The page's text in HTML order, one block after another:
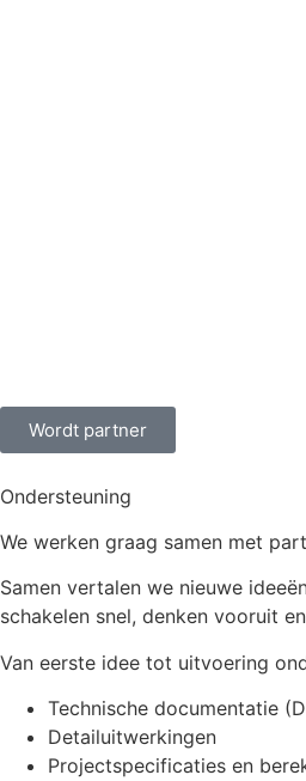
Wordt partner
Ondersteuning
We werken graag samen met
Samen vertalen we nieuwe
schakelen snel, denken vooruit
Van eerste idee tot uitvoering
Technische documentatie
Detailuitwerkingen
Projectspecificaties en